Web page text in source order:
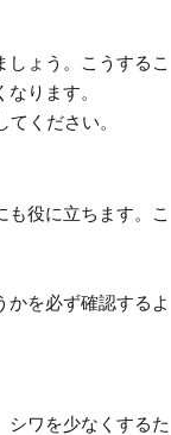
ょう。こうするこ
ります。
ください。
役に立ちます。こ
かを必ず確認するよ
シワを少なくするた